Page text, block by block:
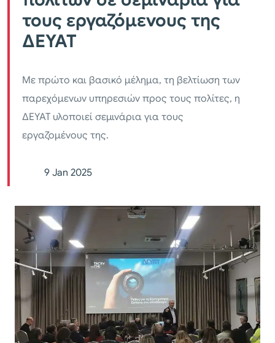
τους εργαζόμενους της
ΔΕΥΑΤ
Με πρώτο και βασικό μέλημα, τη βελτίωση των
παρεχόμενων υπηρεσιών προς τους πολίτες, η
ΔΕΥΑΤ υλοποιεί σεμινάρια για τους
εργαζομένους της.
9 Jan 2025